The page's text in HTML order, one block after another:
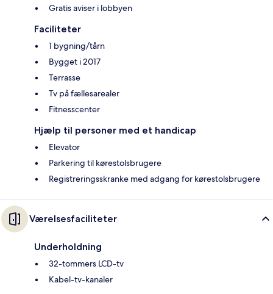
Gratis aviser i lobbyen
Faciliteter
1 bygning/tårn
Bygget i 2017
Terrasse
Tv på fællesarealer
Fitnesscenter
Hjælp til personer med et handicap
Elevator
Parkering til kørestolsbrugere
Registreringsskranke med adgang for kørestolsbrugere
Værelsesfaciliteter
Underholdning
32-tommers LCD-tv
Kabel-tv-kanaler